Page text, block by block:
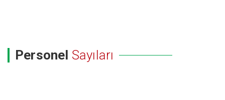
Personel Sayıları